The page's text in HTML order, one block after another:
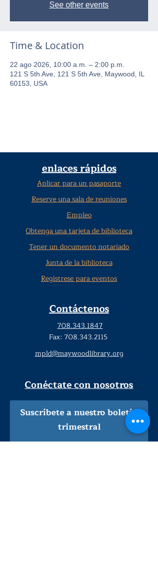
See other events
Time & Location
22 ago 2026, 10:00 a.m. – 2:00 p.m.
121 S 5th Ave, 121 S 5th Ave, Maywood, IL
60153, USA
enlaces rápidos
Aplicar para un pasaporte
Reserve una sala de reuniones
Empleo
Obtenga una tarjeta de biblioteca
Tener un documento notariado
Junta de la biblioteca
Regístrese para eventos
Contáctenos
708.343.1847
Fax: 708.343.2115
mpld@maywoodlibrary.org
Conéctate con nosotros
Suscríbete a nuestro boletín
trimestral